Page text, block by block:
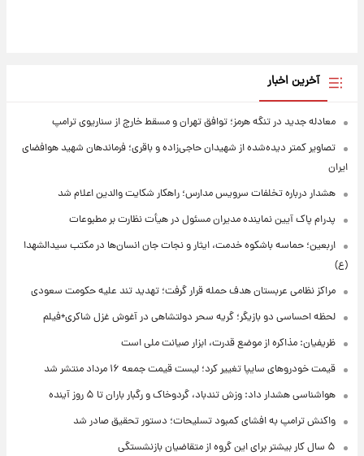
آخرین اخبار
معادله جدید در تنگه هرمز؛ توافق تهران و مسقط خارج از سناریوی ترامپ
تصاویر کمتر دیده‌شده از شهیدان حاجی‌زاده و باقری؛ فرماندهان شهید هوافضای
ایران
هشدار درباره تخلفات سرویس مدارس؛ راهکار شکایت والدین اعلام شد
پدرام پاک آیین نماینده مدیران مسئول در هیأت نظارت بر مطبوعات
اربعین؛ حماسه باشکوه خدمت، ایثار و نجات جان انسان‌ها در مکتب سیدالشهدا
(ع)
مراکز نظامی عربستان هدف حمله قرار گرفت؛ تهدید تند علیه حکومت سعودی
لحظه احساسی دو بازیگر؛ گریه سحر دولتشاهی در آغوش غزل شاکری+فیلم
ظریفیان: مذاکره از موضع قدرت، ابزار صیانت ملی است
قیمت خودروهای سایپا تغییر کرد؛ لیست قیمت جمعه ۱۶ مرداد منتشر شد
هواشناسی هشدار داد: وزش تندباد، گردوخاک و رگبار باران تا ۵ روز آینده
واکنش ترامپ به افشای کمبود تسلیحات؛ دستور تحقیق صادر شد
۵ سال کار بیشتر برای این گروه از متقاضیان بازنشستگی